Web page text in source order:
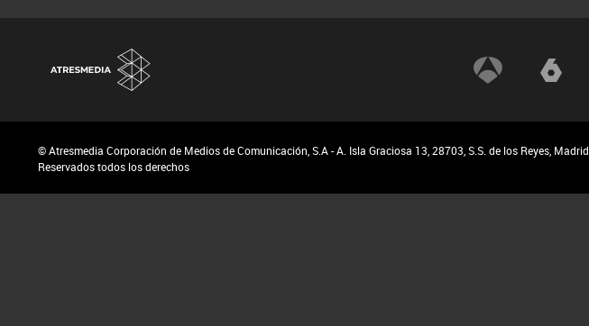
© Atresmedia Corporación de Medios de Comunicación, S.A - A. Isla Graciosa 13, 28703, S.S. de los Reyes, Madrid.
Reservados todos los derechos